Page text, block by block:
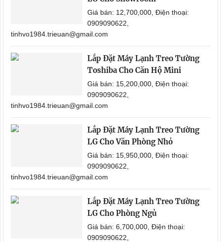
Giá bán: 12,700,000, Điện thoại:
0909090622,
tinhvo1984.trieuan@gmail.com
Lắp Đặt Máy Lạnh Treo Tường
Toshiba Cho Căn Hộ Mini
Giá bán: 15,200,000, Điện thoại:
0909090622,
tinhvo1984.trieuan@gmail.com
Lắp Đặt Máy Lạnh Treo Tường
LG Cho Văn Phòng Nhỏ
Giá bán: 15,950,000, Điện thoại:
0909090622,
tinhvo1984.trieuan@gmail.com
Lắp Đặt Máy Lạnh Treo Tường
LG Cho Phòng Ngủ
Giá bán: 6,700,000, Điện thoại:
0909090622,